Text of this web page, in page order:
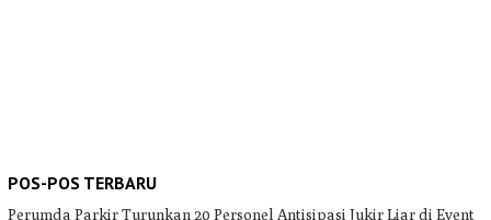
POS-POS TERBARU
Perumda Parkir Turunkan 20 Personel Antisipasi Jukir Liar di Event